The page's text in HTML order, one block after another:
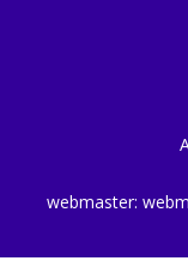
webmaster: